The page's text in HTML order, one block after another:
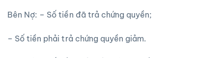
Bên Nợ: – Số tiền đã trả chứng quyền;
– Số tiền phải trả chứng quyền giảm.